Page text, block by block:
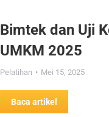
Bimtek dan Uji
UMKM 2025
Pelatihan Mei 15, 2025
Baca artikel